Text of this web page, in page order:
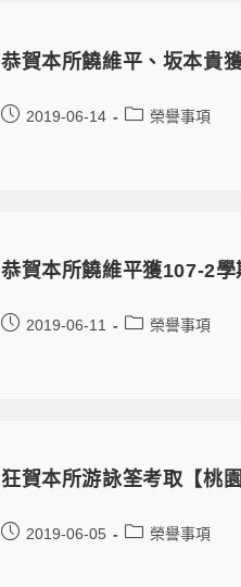
恭賀本所饒維平、坂本貴
2019-06-14 榮譽事項
恭賀本所饒維平獲107-2
2019-06-11 榮譽事項
狂賀本所游詠筌考取【桃
2019-06-05 榮譽事項